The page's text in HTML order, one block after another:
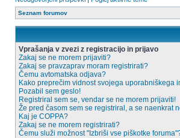
Seznam forumov
Vprašanja v zvezi z registracijo in prijavo
Zakaj se ne morem prijaviti?
Zakaj se pravzaprav moram registrirati?
Čemu avtomatska odjava?
Kako preprečim vidnost svojega
Pozabil sem geslo!
Registriral sem se, vendar se ne morem prijaviti!
Že pred časom sem se registriral, a se naenkrat
Kaj je COPPA?
Zakaj se ne morem registrirati?
Čemu služi možnost "Izbriši vse piškotke